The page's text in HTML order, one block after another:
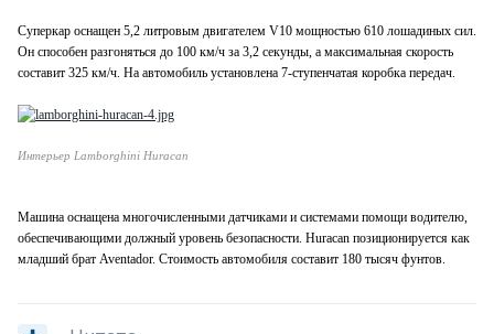
Суперкар оснащен 5,2 литровым двигателем V10 мощностью 610 лошадиных сил.
Он способен разгоняться до 100 км/ч за 3,2 секунды, а максимальная скорость
составит 325 км/ч. На автомобиль установлена 7-ступенчатая коробка передач.
Интерьер Lamborghini Huracan
Машина оснащена многочисленными датчиками и системами помощи водителю,
обеспечивающими должный уровень безопасности. Huracan позиционируется как
младший брат Aventador. Стоимость автомобиля составит 180 тысяч фунтов.